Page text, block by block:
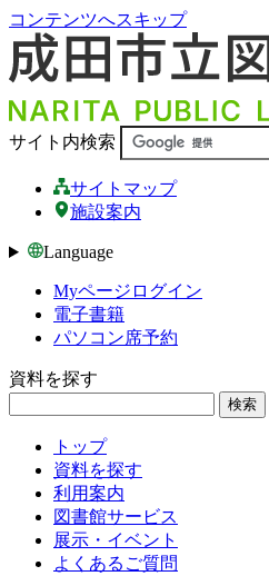
コンテンツへスキップ
サイト内検索
サイトマップ
施設案内
Language
Myページログイン
電子書籍
パソコン席予約
資料を探す
検索
トップ
資料を探す
利用案内
図書館サービス
展示・イベント
よくあるご質問